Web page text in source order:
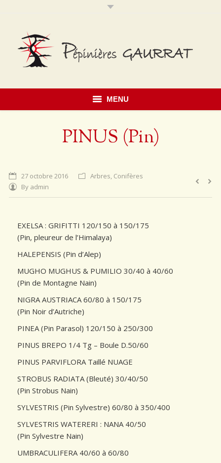
MENU
Conseils de plantation
Accès & Contact
PINUS (Pin)
27 octobre 2016 Arbres, Conifères
By admin
EXELSA : GRIFITTI 120/150 à 150/175
(Pin, pleureur de l’Himalaya)
HALEPENSIS (Pin d’Alep)
MUGHO MUGHUS & PUMILIO 30/40 à 40/60
(Pin de Montagne Nain)
NIGRA AUSTRIACA 60/80 à 150/175
(Pin Noir d’Autriche)
PINEA (Pin Parasol) 120/150 à 250/300
PINUS BREPO 1/4 Tg – Boule D.50/60
PINUS PARVIFLORA Taillé NUAGE
STROBUS RADIATA (Bleuté) 30/40/50
(Pin Strobus Nain)
SYLVESTRIS (Pin Sylvestre) 60/80 à 350/400
SYLVESTRIS WATERERI : NANA 40/50
(Pin Sylvestre Nain)
UMBRACULIFERA 40/60 à 60/80